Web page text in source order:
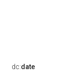
dc:date